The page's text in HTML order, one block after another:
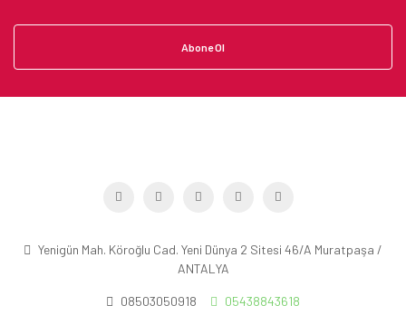
Abone Ol
Yenigün Mah. Köroğlu Cad. Yeni Dünya 2 Sitesi 46/A Muratpaşa /
ANTALYA
08503050918 05438843618